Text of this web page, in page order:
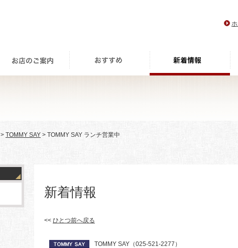
> TOMMY SAY > TOMMY SAY ランチ営業中
新着情報
<< ひとつ前へ戻る
TOMMY SAY（025-521-2277）